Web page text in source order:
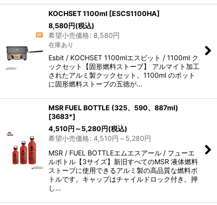
KOCHSET 1100ml [ESCS1100HA]
8,580円(税込)
希望小売価格: 8,580円
在庫あり
Esbit / KOCHSET 1100mlエスビット / 1100ml ク
ックセット【固形燃料ストーブ】 アルマイト加工
されたアルミ製クックセット。1100ml のポット
に固形燃料ストーブの五徳が…
MSR FUEL BOTTLE (325、590、887ml)
[3683*]
4,510円 ～5,280円(税込)
希望小売価格: 4,510円 ～5,280円
MSR / FUEL BOTTLEエムエスアール / フューエ
ルボトル【3サイズ】新旧すべてのMSR 液体燃料
ストーブに使用できるアルミ製の高品質な燃料ボ
トルです。キャップはチャイルドロック付き。押
し…